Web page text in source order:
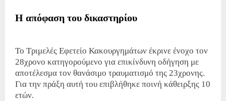
Η απόφαση του δικαστηρίου
Το Τριμελές Εφετείο Κακουργημάτων έκρινε ένοχο τον
28χρονο κατηγορούμενο για επικίνδυνη οδήγηση με
αποτέλεσμα τον θανάσιμο τραυματισμό της 23χρονης.
Για την πράξη αυτή του επιβλήθηκε ποινή κάθειρξης 10
ετών.